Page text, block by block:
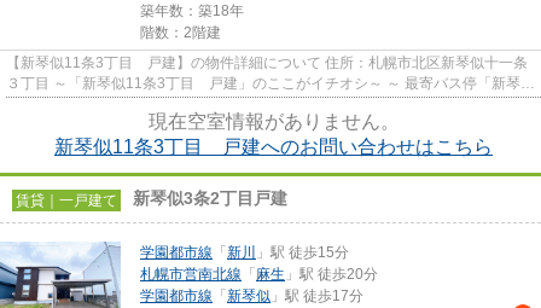
築年数：築18年
階数：2階建
【新琴似11条3丁目 戸建】の物件詳細について 住所：札幌市北区新琴似十一条
３丁目 ～「新琴似11条3丁目 戸建」のここがイチオシ～ ～ 最寄バス停「新琴似
現在空室情報がありません。
新琴似11条3丁目 戸建へのお問い合わせはこちら
賃貸｜一戸建て 新琴似3条2丁目戸建
学園都市線 「 新川
」駅 徒歩15分
札幌市営南北線 「 麻生 」駅 徒歩20分
学園都市線 「 新琴似 」駅 徒歩17分